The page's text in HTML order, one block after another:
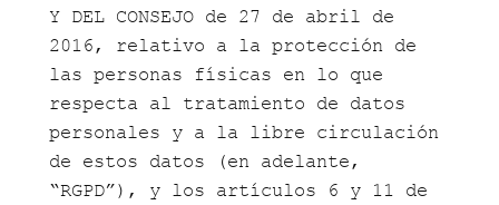
Y DEL CONSEJO de 27 de abril de
2016, relativo a la protección de
las personas físicas en lo que
respecta al tratamiento de datos
personales y a la libre circulación
de estos datos (en adelante,
“RGPD”), y los artículos 6 y 11 de